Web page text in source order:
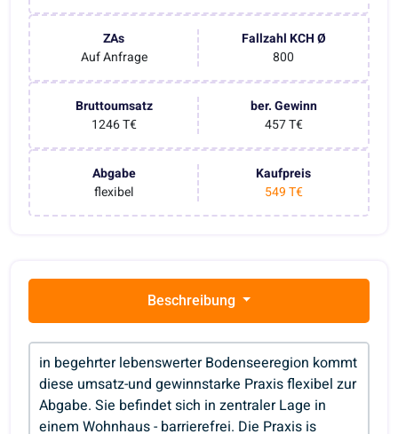
ZAs
Auf Anfrage
Fallzahl KCH Ø
800
Bruttoumsatz
1246 T€
ber. Gewinn
457 T€
Abgabe
flexibel
Kaufpreis
549 T€
Beschreibung